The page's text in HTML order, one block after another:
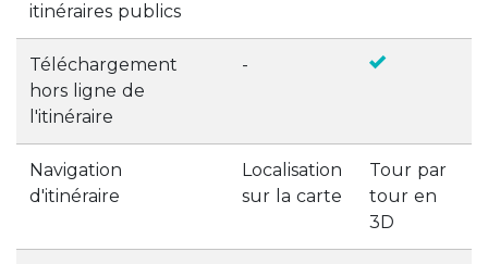
itinéraires publics
Téléchargement
hors ligne de
l'itinéraire
-
Navigation
d'itinéraire
Localisation
sur la carte
Tour par
tour en
3D